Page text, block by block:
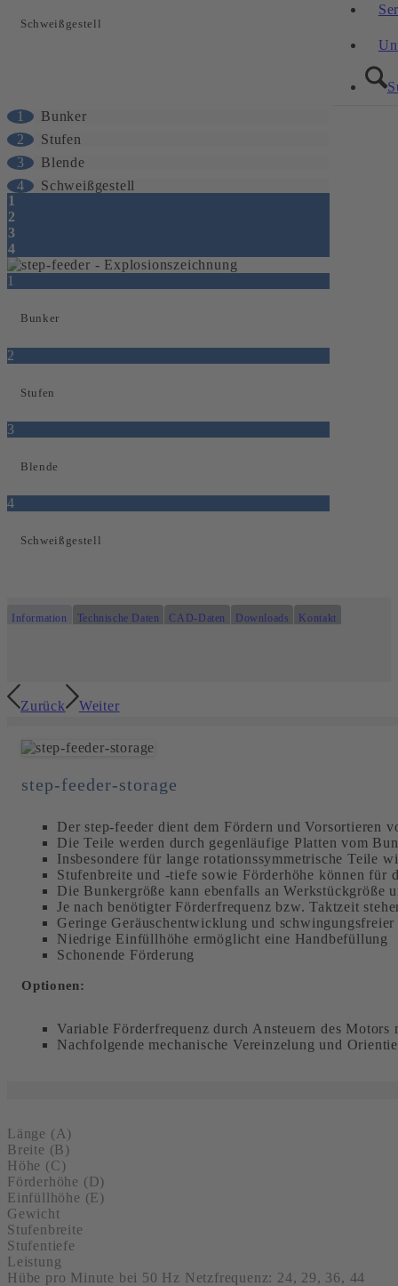
Schweißgestell
1
Bunker
2
Stufen
3
Blende
4
Schweißgestell
1
2
3
4
1
Bunker
2
Stufen
3
Blende
4
Schweißgestell
Information Technische Daten CAD-Daten Downloads Kontakt
Zurück Weiter
step-feeder-storage
Der step-feeder dient dem Fördern und Vorsortieren
Die Teile werden durch gegenläufige Platten vom
Insbesondere für lange rotationssymmetrische Teile
Stufenbreite und -tiefe sowie Förderhöhe können
Die Bunkergröße kann ebenfalls an Werkstückgröße
Je nach benötigter Förderfrequenz bzw. Taktzeit
Geringe Geräuschentwicklung und
Niedrige Einfüllhöhe ermöglicht eine Handbefüllung
Schonende Förderung
Optionen:
Variable Förderfrequenz durch Ansteuern des Motors
Nachfolgende mechanische Vereinzelung und
Länge (A)
Breite (B)
Höhe (C)
Förderhöhe (D)
Einfüllhöhe (E)
Gewicht
Stufenbreite
Stufentiefe
Leistung
Hübe pro Minute bei 50 Hz Netzfrequenz: 24, 29, 36, 44